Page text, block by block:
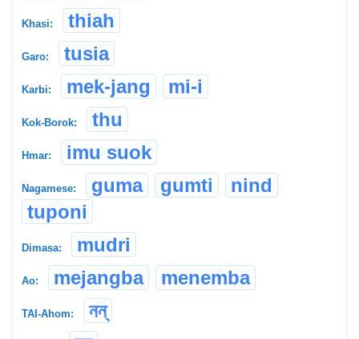
Khasi: thiah
Garo: tusia
Karbi: mek-jang mi-i
Kok-Borok: thu
Hmar: imu suok
Nagamese: guma gumti
nind
tuponi
Dimasa: mudri
Ao: mejangba menemba
TAI-Ahom: নন্